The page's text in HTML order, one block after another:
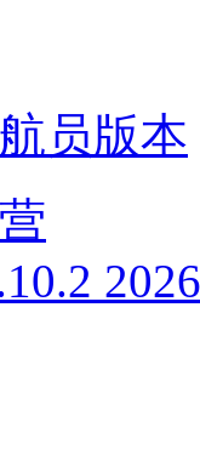
员版本